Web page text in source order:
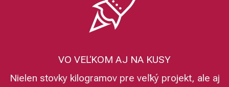
VO VEĽKOM AJ NA KUSY
Nielen stovky kilogramov pre veľký projekt, ale aj